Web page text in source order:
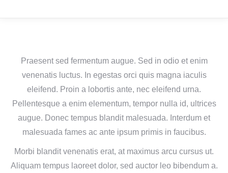
Praesent sed fermentum augue. Sed in odio et enim
venenatis luctus. In egestas orci quis magna iaculis
eleifend. Proin a lobortis ante, nec eleifend urna.
Pellentesque a enim elementum, tempor nulla id, ultrices
augue. Donec tempus blandit malesuada. Interdum et
malesuada fames ac ante ipsum primis in faucibus.
Morbi blandit venenatis erat, at maximus arcu cursus ut.
Aliquam tempus laoreet dolor, sed auctor leo bibendum a.